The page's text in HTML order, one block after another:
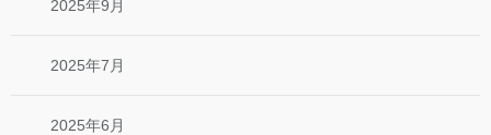
2025年9月
2025年7月
2025年6月